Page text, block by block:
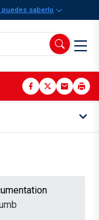
saberlo